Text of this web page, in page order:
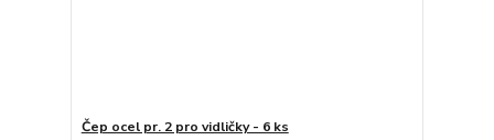
Čep ocel pr. 2 pro vidličky - 6 ks